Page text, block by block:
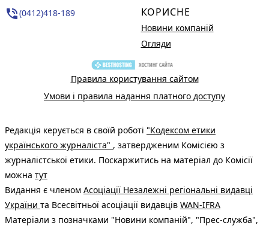
phone_in_talk(0412)418-189 КОРИСНЕ
Новини компаній
Огляди
Правила користування сайтом
Умови і правила надання платного доступу
Редакція керується в своїй роботі "Кодексом етики
українського журналіста" , затвердженим Комісією з
журналістської етики. Поскаржитись на матеріал до Комісії
можна тут
Видання є членом Асоціації Незалежні регіональні видавці
України та Всесвітньої асоціації видавців WAN-IFRA
Матеріали з позначками "Новини компаній", "Прес-служба",